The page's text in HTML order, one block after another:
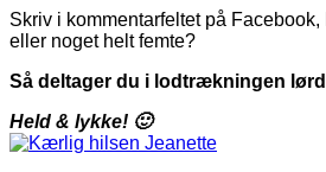
Skriv i kommentarfeltet på
eller noget helt femte?
Så deltager du i lodtrækningen
Held & lykke! 🙂